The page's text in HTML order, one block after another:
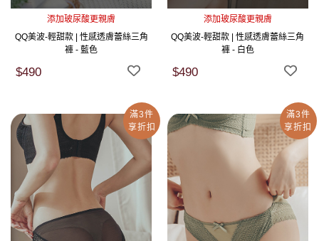
添加玻尿酸更親膚
QQ美波-輕甜款 | 性感透膚蕾絲三角
褲 - 藍色
$490
添加玻尿酸更親膚
QQ美波-輕甜款 | 性感透膚蕾絲三角
褲 - 白色
$490
滿3件
享折扣
滿3件
享折扣